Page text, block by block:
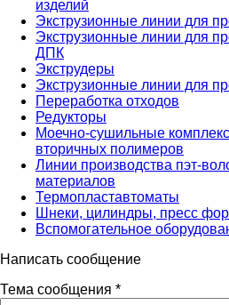
изделий
Экструзионные линии для
Экструзионные линии для
ДПК
Экструдеры
Экструзионные линии для
Переработка отходов
Редукторы
Моечно-сушильные
вторичных полимеров
Линии производства пэт-
материалов
Термопластавтоматы
Шнеки, цилиндры, пресс
Вспомогательное
Написать сообщение
Тема сообщения *